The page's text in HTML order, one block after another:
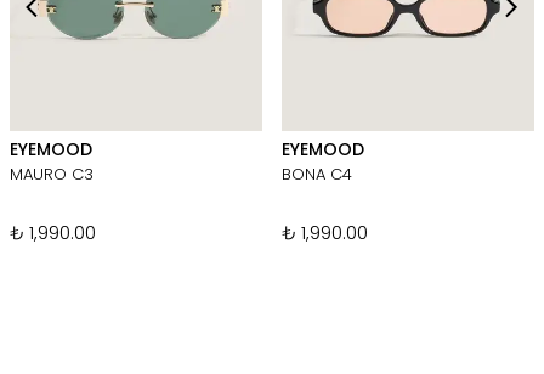
EYEMOOD
MAURO C3
₺ 1,990.00
EYEMOOD
BONA C4
₺ 1,990.00